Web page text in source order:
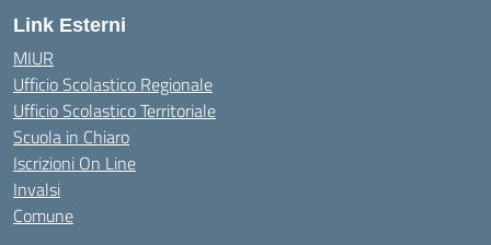
Link Esterni
MIUR
Ufficio Scolastico Regionale
Ufficio Scolastico Territoriale
Scuola in Chiaro
Iscrizioni On Line
Invalsi
Comune